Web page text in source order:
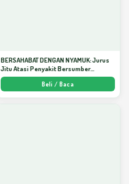
BERSAHABAT DENGAN NYAMUK: Jurus
Jitu Atasi Penyakit Bersumber
Nyamuk - Arda Dinata
Beli / Baca